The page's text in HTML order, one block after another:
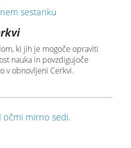
ki jih je mogoče opraviti
nauka in povzdigujoče
v obnovljeni Cerkvi.